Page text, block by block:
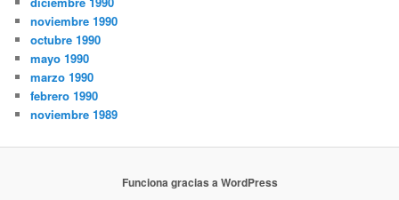
noviembre 1990
octubre 1990
mayo 1990
marzo 1990
febrero 1990
noviembre 1989
Funciona gracias a WordPress